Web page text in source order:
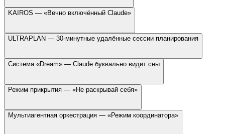
KAIROS — «Вечно включённый Claude»
ULTRAPLAN — 30-минутные удалённые сессии планирования
Система «Dream» — Claude буквально видит сны
Режим прикрытия — «Не раскрывай себя»
Мультиагентная оркестрация — «Режим координатора»